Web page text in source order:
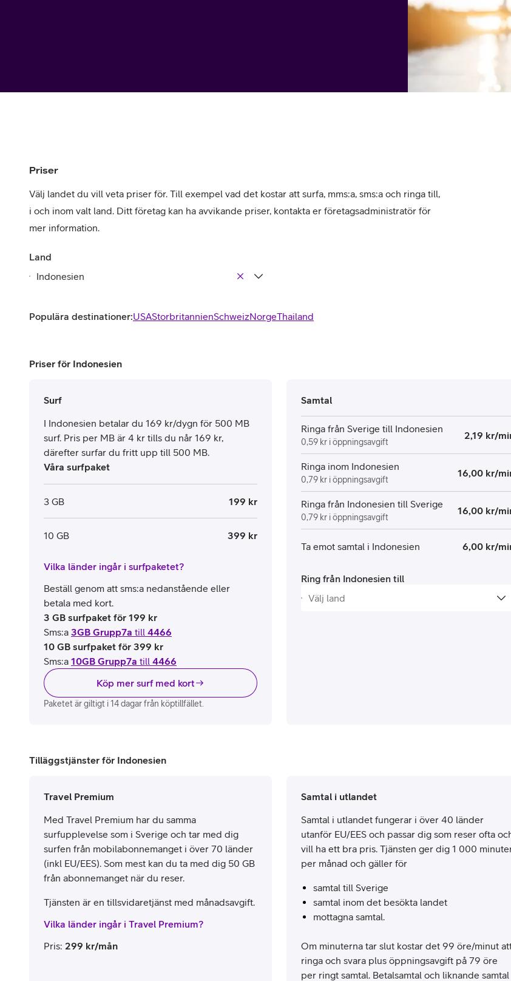
Priser
Välj landet du vill veta priser för. Till exempel vad det kostar att surfa, mms:a, sms:a och ringa till,
i och inom valt land. Ditt företag kan ha avvikande priser, kontakta er företagsadministratör för
mer information.
Land
Populära destinationer:USAStorbritannienSchweizNorgeThailand
Priser för Indonesien
Surf
I Indonesien betalar du 169 kr/dygn för 500 MB
surf. Pris per MB är 4 kr tills du når 169 kr,
därefter surfar du fritt upp till 500 MB.
Våra surfpaket
3 GB 199 kr
10 GB 399 kr
Vilka länder ingår i surfpaketet?
Beställ genom att sms:a nedanstående eller
betala med kort.
3 GB surfpaket för 199 kr
Sms:a 3GB Grupp7a till 4466
10 GB surfpaket för 399 kr
Sms:a 10GB Grupp7a till 4466
Köp mer surf med kort
Paketet är giltigt i 14 dagar från köptillfället.
Samtal
Ringa från Sverige till Indonesien
0,59 kr i öppningsavgift
2,19 kr/
Ringa inom Indonesien
0,79 kr i öppningsavgift
16,00 kr/
Ringa från Indonesien till Sverige
0,79 kr i öppningsavgift
16,00 kr/
Ta emot samtal i Indonesien 6,00 kr/
Ring från Indonesien till
Tilläggstjänster för Indonesien
Travel Premium
Med Travel Premium har du samma
surfupplevelse som i Sverige och tar med dig
surfen från mobilabonnemanget i över 70 länder
(inkl EU/EES). Som mest kan du ta med dig 50 GB
från abonnemanget när du reser.
Tjänsten är en tillsvidaretjänst med månadsavgift.
Vilka länder ingår i Travel Premium?
Pris: 299 kr/mån
Samtal i utlandet
Samtal i utlandet fungerar i över 40 länder
utanför EU/EES och passar dig som reser ofta
vill ha ett bra pris. Tjänsten ger dig 1 000
per månad och gäller för
samtal till Sverige
samtal inom det besökta landet
mottagna samtal.
Om minuterna tar slut kostar det 99 öre/minut
ringa och svara plus öppningsavgift på 79 öre
per ringt samtal. Betalsamtal och liknande samtal